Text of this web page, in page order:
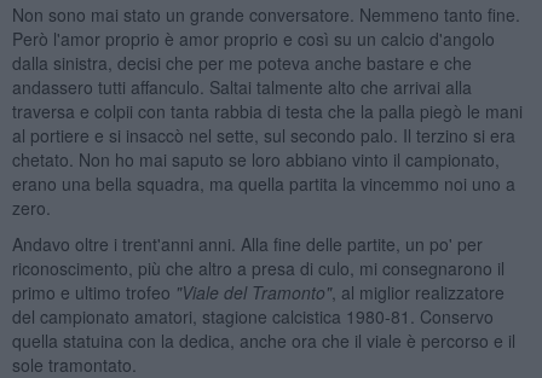
Non sono mai stato un grande conversatore. Nemmeno tanto fine.
Però l'amor proprio è amor proprio e così su un calcio d'angolo
dalla sinistra, decisi che per me poteva anche bastare e che
andassero tutti affanculo. Saltai talmente alto che arrivai alla
traversa e colpii con tanta rabbia di testa che la palla piegò le mani
al portiere e si insaccò nel sette, sul secondo palo. Il terzino si era
chetato. Non ho mai saputo se loro abbiano vinto il campionato,
erano una bella squadra, ma quella partita la vincemmo noi uno a
zero.
Andavo oltre i trent'anni anni. Alla fine delle partite, un po' per
riconoscimento, più che altro a presa di culo, mi consegnarono il
primo e ultimo trofeo "Viale del Tramonto", al miglior realizzatore
del campionato amatori, stagione calcistica 1980-81. Conservo
quella statuina con la dedica, anche ora che il viale è percorso e il
sole tramontato.